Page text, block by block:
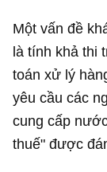
Một vấn đề
là tính khả thi
toán xử lý
yêu cầu các
cung cấp
thuế" được